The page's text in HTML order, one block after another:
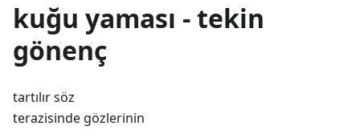
kuğu yaması - tekin
gönenç
tartılır söz
terazisinde gözlerinin